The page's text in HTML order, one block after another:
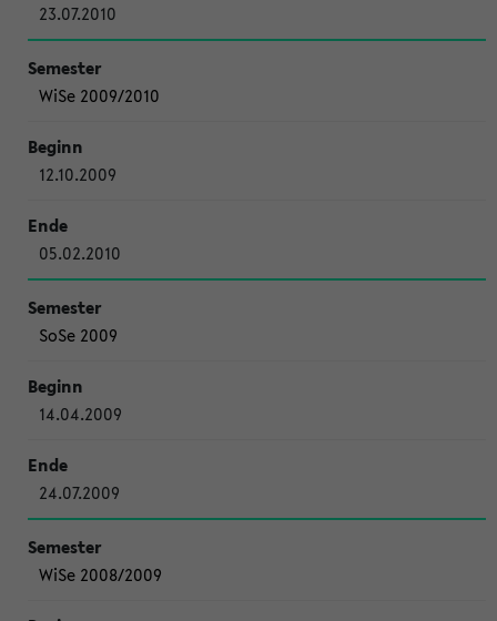
23.07.2010
WiSe 2009/2010
12.10.2009
05.02.2010
SoSe 2009
14.04.2009
24.07.2009
WiSe 2008/2009